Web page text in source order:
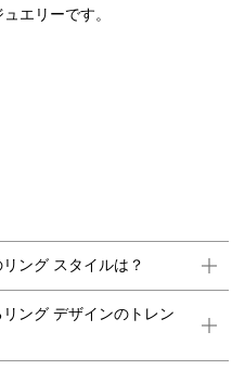
エリーです。
ング スタイルは？
ング デザインのトレン